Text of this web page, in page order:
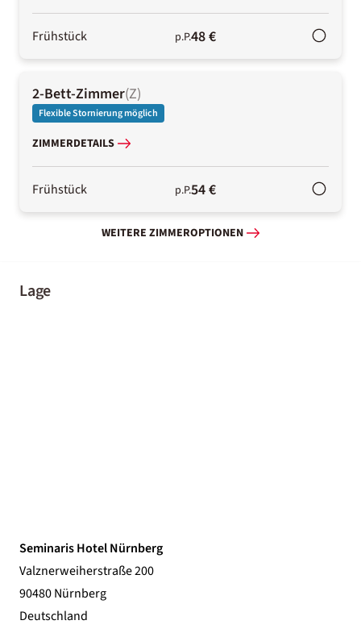
Frühstück p.P.48 €
2-Bett-Zimmer(Z)
Flexible Stornierung möglich
ZIMMERDETAILS
Frühstück p.P.54 €
WEITERE ZIMMEROPTIONEN
Lage
Seminaris Hotel Nürnberg
Valznerweiherstraße 200
90480 Nürnberg
Deutschland